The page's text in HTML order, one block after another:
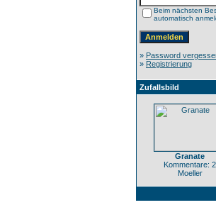
Beim nächsten
automatisch
» Password
» Registrierung
Zufallsbild
Granate
Kommentare: 2
Moeller